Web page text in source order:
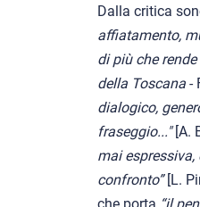
Dalla critica
affiatamento,
di più che
della Toscana -
dialogico,
fraseggio..."[A.
mai espressiva,
confronto”[L.